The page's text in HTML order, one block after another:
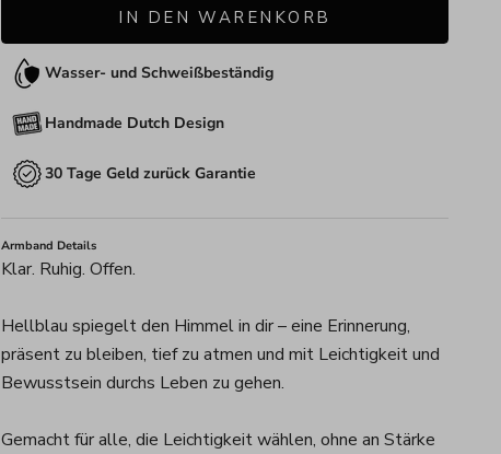
IN DEN WARENKORB
Wasser- und Schweißbeständig
Handmade Dutch Design
30 Tage Geld zurück Garantie
Armband Details
Klar. Ruhig. Offen.
Hellblau spiegelt den Himmel in dir – eine Erinnerung,
präsent zu bleiben, tief zu atmen und mit Leichtigkeit und
Bewusstsein durchs Leben zu gehen.
Gemacht für alle, die Leichtigkeit wählen, ohne an Stärke